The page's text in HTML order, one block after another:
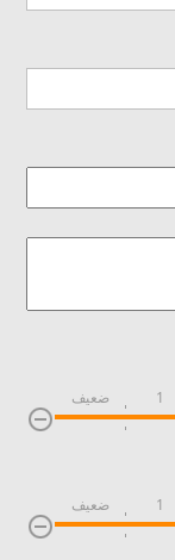
ضعیف 1
ضعیف 1